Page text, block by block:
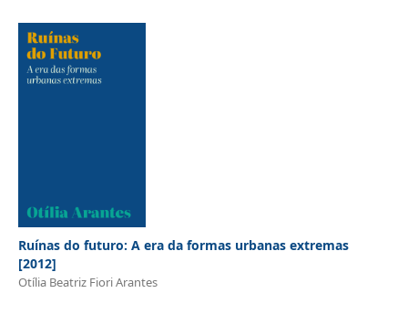
Ruínas do futuro: A era da formas urbanas extremas
[2012]
Otília Beatriz Fiori Arantes